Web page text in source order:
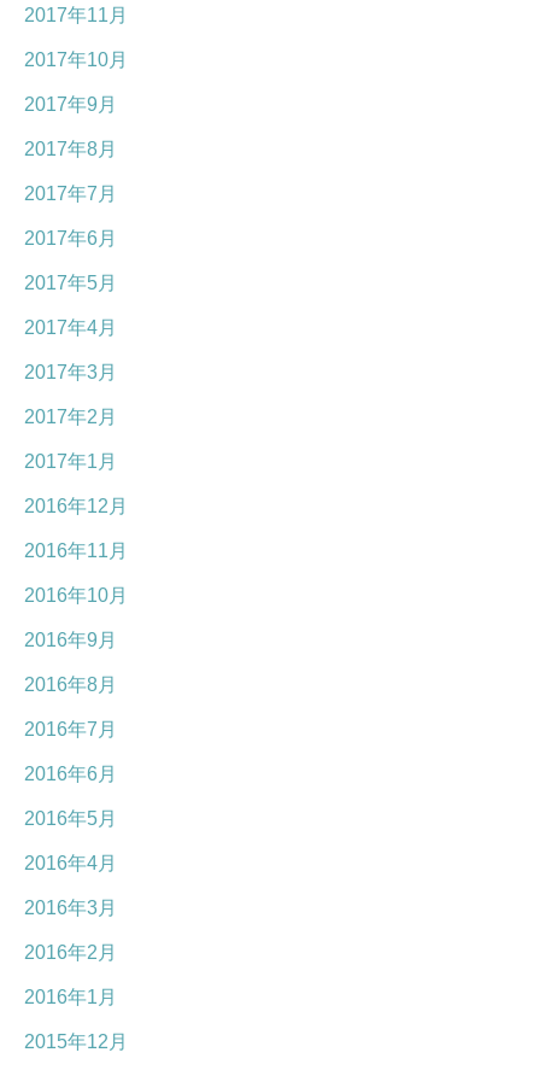
2017年11月
2017年10月
2017年9月
2017年8月
2017年7月
2017年6月
2017年5月
2017年4月
2017年3月
2017年2月
2017年1月
2016年12月
2016年11月
2016年10月
2016年9月
2016年8月
2016年7月
2016年6月
2016年5月
2016年4月
2016年3月
2016年2月
2016年1月
2015年12月